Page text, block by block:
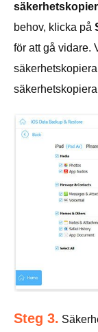
behov, klicka på
för att gå vidare.
Steg 3.